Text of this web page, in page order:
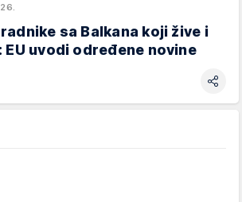
sa Balkana koji žive i
EU uvodi određene novine